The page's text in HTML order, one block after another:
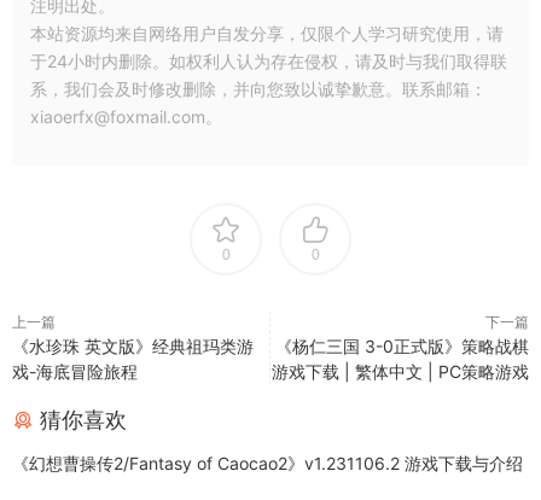
注明出处。
本站资源均来自网络用户自发分享，仅限个人学习研究使用，请
于24小时内删除。如权利人认为存在侵权，请及时与我们取得联
系，我们会及时修改删除，并向您致以诚挚歉意。联系邮箱：
xiaoerfx@foxmail.com。
0 0
上一篇
《水珍珠 英文版》经典祖玛类游
戏-海底冒险旅程
下一篇
《杨仁三国 3-0正式版》策略战棋
游戏下载 | 繁体中文 | PC策略游戏
猜你喜欢
《幻想曹操传2/Fantasy of Caocao2》v1.231106.2 游戏下载与介绍